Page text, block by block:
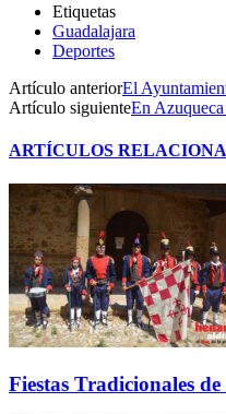
Etiquetas
Guadalajara
Deportes
Artículo anteriorEl
Artículo siguienteEn
ARTÍCULOS
Fiestas Tradicionales